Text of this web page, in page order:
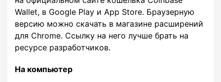
Wallet, в Google Play и App Store. Браузерную
версию можно скачать в магазине расширений
для Chrome. Ссылку на него лучше брать на
ресурсе разработчиков.
На компьютер